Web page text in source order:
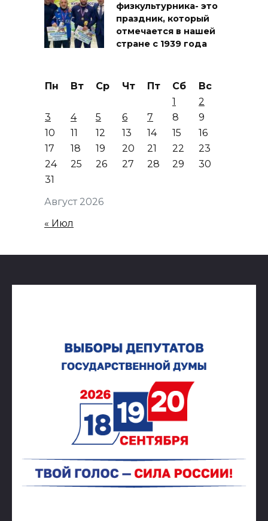
физкультурника- это
праздник, который
отмечается в нашей
стране с 1939 года
Август 2026
Пн Вт Ср Чт Пт Сб
Вс
1
2
3
4 5 6 7 8
9
10
11 12 13 14 15
16
17
18 19 20 21 22
23
24
25 26 27 28 29
30
31
« Июл